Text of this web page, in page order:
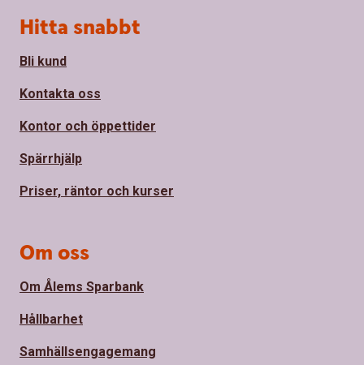
Sidfot
Hitta snabbt
Bli kund
Kontakta oss
Kontor och öppettider
Spärrhjälp
Priser, räntor och kurser
Om oss
Om Ålems Sparbank
Hållbarhet
Samhällsengagemang